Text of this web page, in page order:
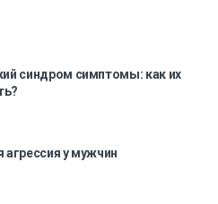
синдром симптомы: как их
агрессия у мужчин